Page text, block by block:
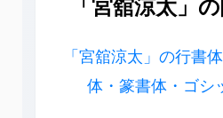
「宮舘涼太」の行書
体・篆書体・ゴシ